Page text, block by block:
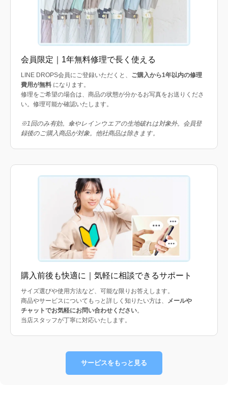
会員限定｜1年無料修理で長く使える
LINE DROPS会員にご登録いただくと、 ご購入から1年以内の修理
費用が無料 になります。
修理をご希望の場合は、商品の状態が分かるお写真をお送りくださ
い。修理可能か確認いたします。
※1回のみ有効。傘やレインウエアの生地破れは対象外。会員登
録後のご購入商品が対象。他社商品は除きます。
購入前後も快適に｜気軽に相談できるサポート
サイズ選びや使用方法など、可能な限りお答えします。
商品やサービスについてもっと詳しく知りたい方は、 メールや
チャットでお気軽にお問い合わせください。
当店スタッフが丁寧に対応いたします。
サービスをもっと見る